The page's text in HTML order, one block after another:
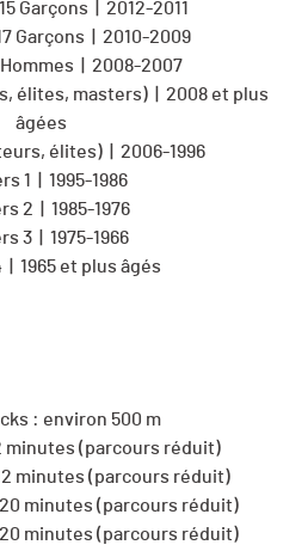
Garçons | 2012-2011
Garçons | 2010-2009
| 2008-2007
élites, masters) | 2008 et plus
âgées
élites) | 2006-1996
1 | 1995-1986
2 | 1985-1976
3 | 1975-1966
| 1965 et plus âgés
: environ 500 m
minutes (parcours réduit)
minutes (parcours réduit)
20 minutes (parcours réduit)
20 minutes (parcours réduit)